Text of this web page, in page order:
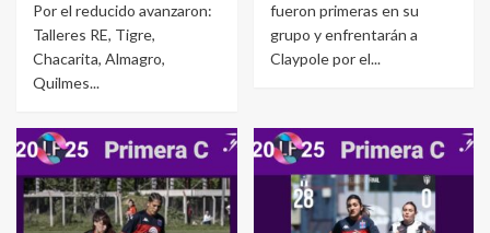
Por el reducido avanzaron:
Talleres RE, Tigre,
Chacarita, Almagro,
Quilmes...
fueron primeras en su
grupo y enfrentarán a
Claypole por el...